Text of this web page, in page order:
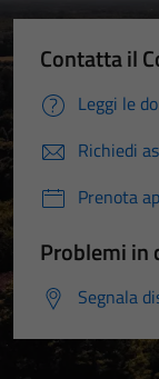
Contatta il
Leggi le
Richiedi
Prenota
Problemi in
Segnala